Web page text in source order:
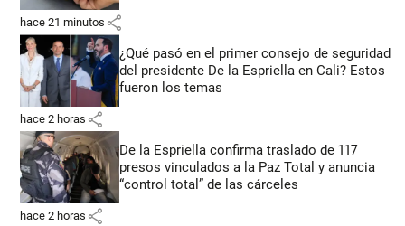
hace 21 minutos share
¿Qué pasó en el primer consejo de seguridad
del presidente De la Espriella en Cali? Estos
fueron los temas
hace 2 horas share
De la Espriella confirma traslado de 117
presos vinculados a la Paz Total y anuncia
“control total” de las cárceles
hace 2 horas share